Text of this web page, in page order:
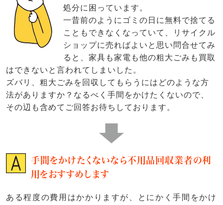
処分に困っています。
一昔前のようにゴミの日に無料で捨てる
こともできなくなっていて、リサイクル
ショップに売ればよいと思い問合せてみ
ると、家具も家電も他の粗大ごみも買取
はできないと言われてしまいした。
ズバリ、粗大ごみを回収してもらうにはどのような方
法がありますか？なるべく手間をかけたくないので、
その辺も含めてご回答お待ちしております。
手間をかけたくないなら不用品回収業者の利
用をおすすめします
ある程度の費用はかかりますが、とにかく手間をかけ